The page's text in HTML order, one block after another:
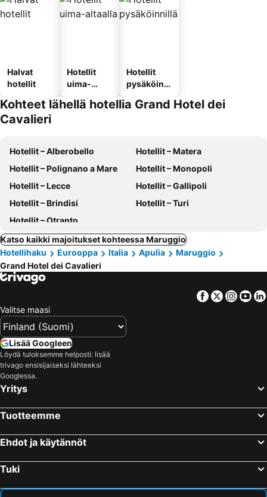
Halvat
hotellit
Hotellit
uima-
Hotellit
pysäköinni
Kohteet lähellä hotellia Grand Hotel dei
Cavalieri
Hotellit – Alberobello
Hotellit – Matera
Hotellit – Polignano a Mare
Hotellit – Monopoli
Hotellit – Lecce
Hotellit – Gallipoli
Hotellit – Brindisi
Hotellit – Turi
Hotellit – Otranto
Katso kaikki majoitukset kohteessa Maruggio
Hotellihaku
Eurooppa Italia Apulia
Maruggio
Grand Hotel dei Cavalieri
Facebook
Twitter
Valitse maasi
Lisää Googleen
Löydä tuloksemme helposti: lisää
trivago ensisijaiseksi lähteeksi
Googlessa.
Yritys
Tuotteemme
Ehdot ja käytännöt
Tuki